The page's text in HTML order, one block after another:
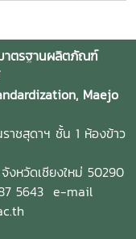
าตรฐานผลิตภัณฑ์
Maejo
าชสุดาฯ ชั้น 1 ห้องข้าว
งหวัดเชียงใหม่ 50290
5643 e-mail